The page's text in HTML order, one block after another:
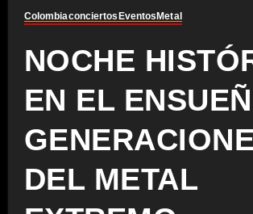
ColombiaconciertosEventosMetal
NOCHE
EN EL
DEL METAL